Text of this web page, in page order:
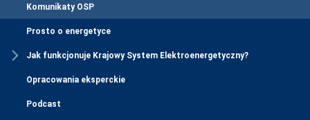
Komunikaty OSP
Prosto o energetyce
Jak funkcjonuje Krajowy System Elektroenergetyczny?
Opracowania eksperckie
Podcast